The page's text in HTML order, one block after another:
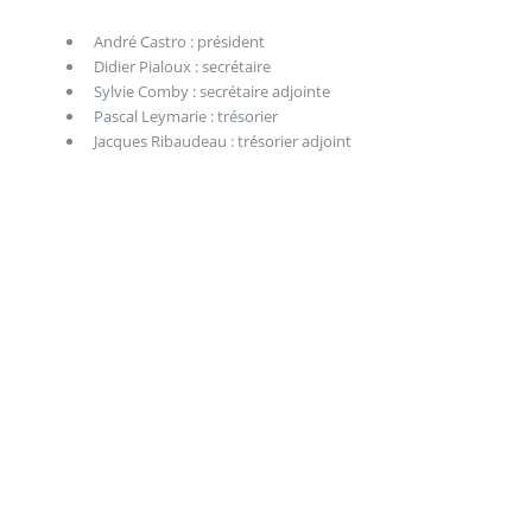
André Castro : président
Didier Pialoux : secrétaire
Sylvie Comby : secrétaire adjointe
Pascal Leymarie : trésorier
Jacques Ribaudeau : trésorier adjoint